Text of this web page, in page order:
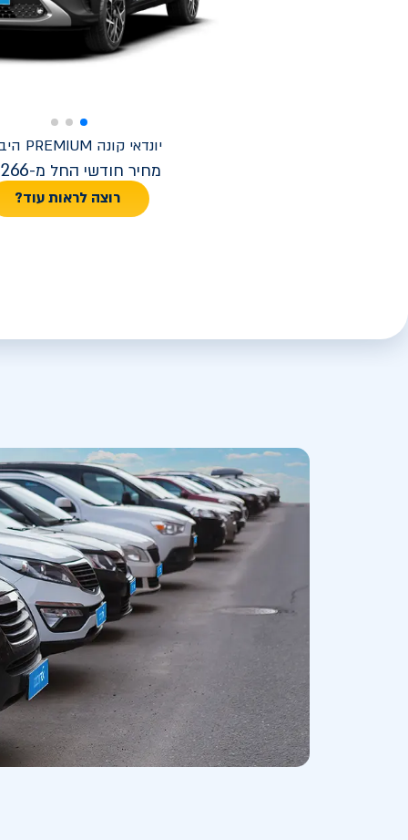
יונדאי קונה PREMIUM היברידי
מחיר חודשי החל מ-
רוצה לראות עוד?